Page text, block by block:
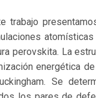
trabajo
perovskita. La
energética
Se